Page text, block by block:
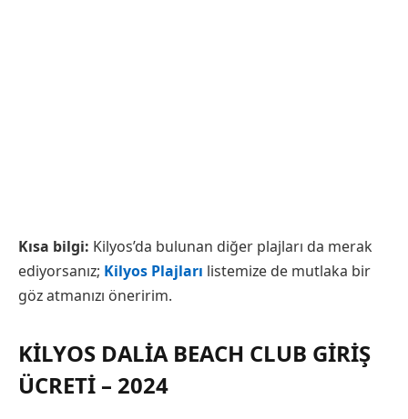
Kısa bilgi: Kilyos’da bulunan diğer plajları da merak
ediyorsanız; Kilyos Plajları listemize de mutlaka bir
göz atmanızı öneririm.
KILYOS DALIA BEACH CLUB GIRIŞ
ÜCRETI – 2024